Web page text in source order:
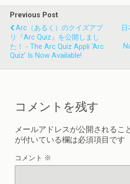
Previous Post
Arc（あるく）のクイズアプ
リ『arc Quiz』を公開しまし
た！ - The Arc Quiz Appli 'arc
Quiz' Is Now Available!
コメントを残す
メールアドレスが公開されるこ
が付いている欄は必須項目です
コメント ※